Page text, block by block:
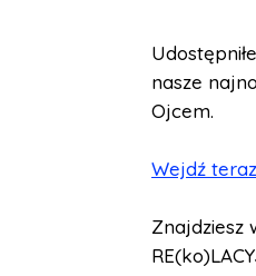
nasze
Ojcem.
Wejdź
Znajdziesz